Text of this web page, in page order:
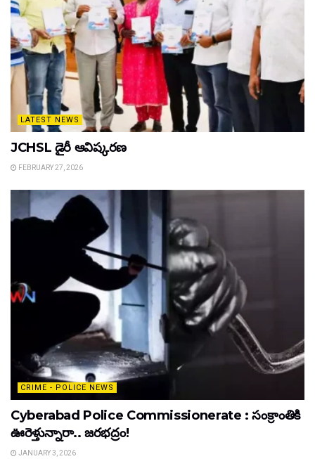
LATEST NEWS
JCHSL డైరీ ఆవిష్కరణ
FEBRUARY 27, 2026
CRIME - POLICE NEWS
Cyberabad Police Commissionerate : సంక్రాంతికి
ఊరెళ్తున్నారా.. జరభద్రం!
JANUARY 3, 2026